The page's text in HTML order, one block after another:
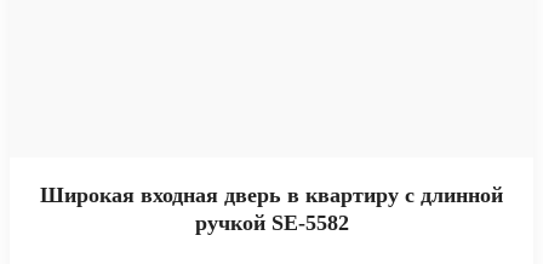
Широкая входная дверь в квартиру с длинной
ручкой SE-5582